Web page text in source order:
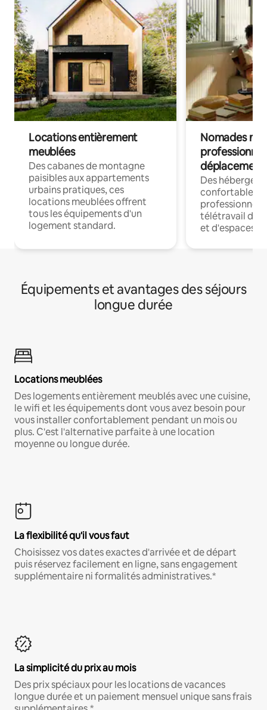
Locations entièrement
meublées
Des cabanes de montagne
paisibles aux appartements
urbains pratiques, ces
locations meublées offrent
tous les équipements d'un
logement standard.
Nomades
déplacement
Des
confortables
professionnels
télétravail
et d'espaces
Équipements et avantages des séjours
longue durée
Locations meublées
Des logements entièrement meublés avec une cuisine,
le wifi et les équipements dont vous avez besoin pour
vous installer confortablement pendant un mois ou
plus. C'est l'alternative parfaite à une location
moyenne ou longue durée.
La flexibilité qu'il vous faut
Choisissez vos dates exactes d'arrivée et de départ
puis réservez facilement en ligne, sans engagement
supplémentaire ni formalités administratives.*
La simplicité du prix au mois
Des prix spéciaux pour les locations de vacances
longue durée et un paiement mensuel unique sans frais